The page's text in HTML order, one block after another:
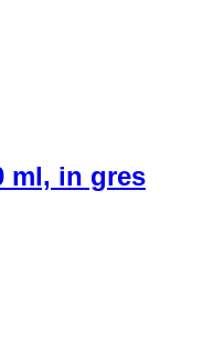
ml, in gres